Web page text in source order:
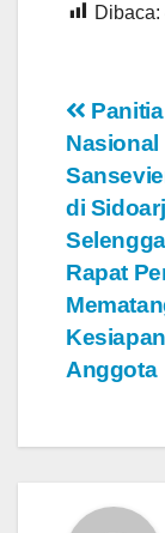
Dibaca:
pos
Nasional
di
Rapat
Anggota